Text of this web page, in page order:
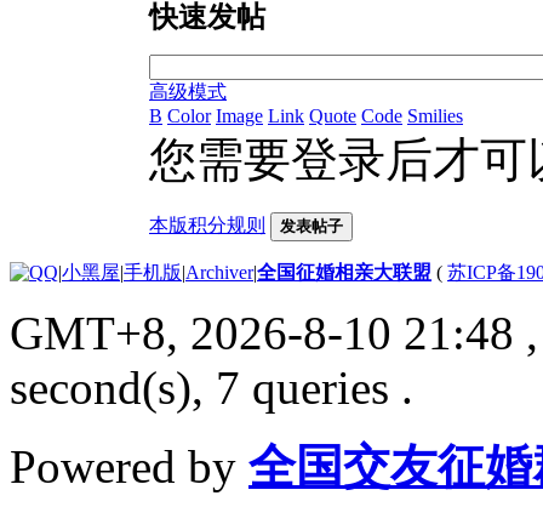
快速发帖
高级模式
B Color Image Link Quote Code Smilies
您需要登录后才
本版积分规则 发表帖子
|小黑屋|手机版|Archiver|全国征婚相亲大联盟 ( 苏ICP备
GMT+8, 2026-8-10 21:48
second(s), 7 queries .
Powered by 全国交友征婚